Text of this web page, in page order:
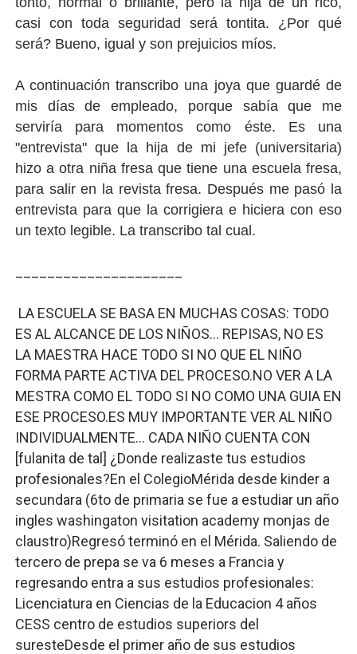
Mario: La epopeya del fontanero - Parte II
Mario: La epopeya del fontanero - Parte I
Pequeña Filmoteca Antifascista
Que no nos aplaste el Talón de Hierro
Pokémon: La película existencialista
casi con toda seguridad será tontita. ¿Por qué
será? Bueno, igual y son prejuicios míos.
A continuación transcribo una joya que guardé de
mis días de empleado, porque sabía que me
serviría para momentos como éste. Es una
"entrevista" que la hija de mi jefe (universitaria)
hizo a otra niña fresa que tiene una escuela fresa,
para salir en la revista fresa. Después me pasó la
entrevista para que la corrigiera e hiciera con eso
un texto legible. La transcribo tal cual.
LA ESCUELA SE BASA EN MUCHAS COSAS: TODO
ES AL ALCANCE DE LOS NIÑOS… REPISAS, NO ES
LA MAESTRA HACE TODO SI NO QUE EL NIÑO
FORMA PARTE ACTIVA DEL PROCESO.NO VER A LA
MESTRA COMO EL TODO SI NO COMO UNA GUIA EN
ESE PROCESO.ES MUY IMPORTANTE VER AL NIÑO
INDIVIDUALMENTE… CADA NIÑO CUENTA CON
[fulanita de tal] ¿Donde realizaste tus estudios
profesionales?En el ColegioMérida desde kinder a
secundara (6to de primaria se fue a estudiar un año
ingles washingaton visitation academy monjas de
claustro)Regresó terminó en el Mérida. Saliendo de
tercero de prepa se va 6 meses a Francia y
regresando entra a sus estudios profesionales:
Licenciatura en Ciencias de la Educacion 4 años
CESS centro de estudios superiors del
suresteDesde el primer año de sus estudios